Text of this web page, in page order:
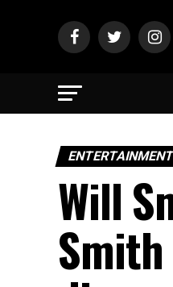
Will